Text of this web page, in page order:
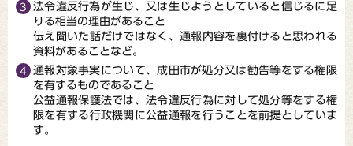
法令違反行為が生じ、又は生じようとしていると信じるに足
りる相当の理由があること
伝え聞いた話だけではなく、通報内容を裏付けると思われる
資料があることなど。
通報対象事実について、成田市が処分又は勧告等をする権限
を有するものであること
公益通報保護法では、法令違反行為に対して処分等をする権
限を有する行政機関に公益通報を行うことを前提としていま
す。